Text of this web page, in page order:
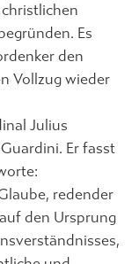
Es
den
Vollzug wieder
Julius
Er fasst
redender
den Ursprung